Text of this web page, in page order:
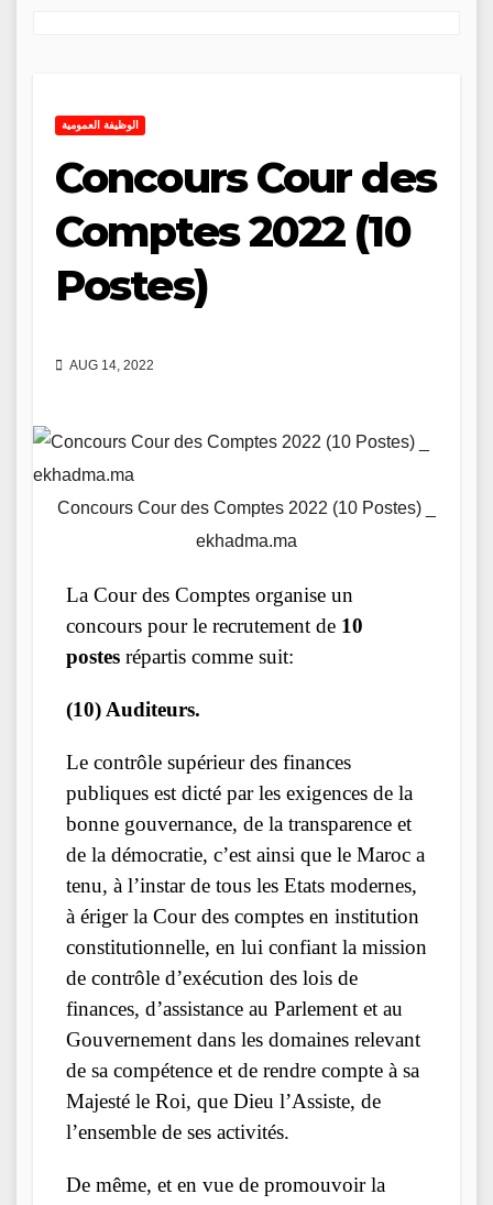
الوظيفة العمومية
Concours Cour des
Comptes 2022 (10
Postes)
AUG 14, 2022
Concours Cour des Comptes 2022 (10 Postes) _
ekhadma.ma
La Cour des Comptes organise un
concours pour le recrutement de 10
postes répartis comme suit:
(10) Auditeurs.
Le contrôle supérieur des finances
publiques est dicté par les exigences de la
bonne gouvernance, de la transparence et
de la démocratie, c’est ainsi que le Maroc a
tenu, à l’instar de tous les Etats modernes,
à ériger la Cour des comptes en institution
constitutionnelle, en lui confiant la mission
de contrôle d’exécution des lois de
finances, d’assistance au Parlement et au
Gouvernement dans les domaines relevant
de sa compétence et de rendre compte à sa
Majesté le Roi, que Dieu l’Assiste, de
l’ensemble de ses activités.
De même, et en vue de promouvoir la